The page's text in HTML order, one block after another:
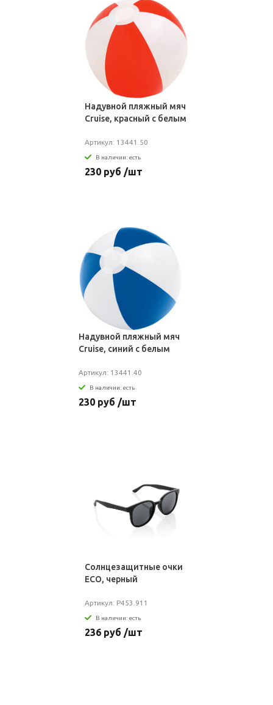
Надувной пляжный мяч
Cruise, красный с белым
Артикул: 13441.50
В наличии: есть
230 руб /шт
Надувной пляжный мяч
Cruise, синий с белым
Артикул: 13441.40
В наличии: есть
230 руб /шт
Солнцезащитные очки
ECO, черный
Артикул: P453.911
В наличии: есть
236 руб /шт